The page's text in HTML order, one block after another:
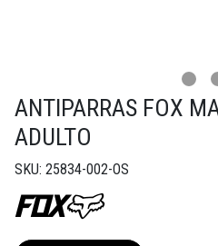
ANTIPARRAS FOX
ADULTO
SKU: 25834-002-OS